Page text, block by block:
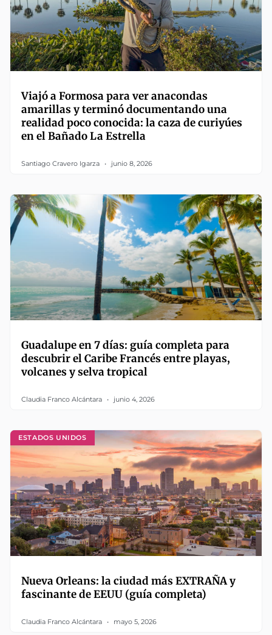
Viajó a Formosa para ver anacondas
amarillas y terminó documentando una
realidad poco conocida: la caza de curiyúes
en el Bañado La Estrella
Santiago Cravero Igarza junio 8, 2026
Guadalupe en 7 días: guía completa para
descubrir el Caribe Francés entre playas,
volcanes y selva tropical
Claudia Franco Alcántara junio 4, 2026
ESTADOS UNIDOS
Nueva Orleans: la ciudad más EXTRAÑA y
fascinante de EEUU (guía completa)
Claudia Franco Alcántara mayo 5, 2026